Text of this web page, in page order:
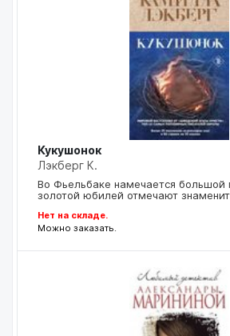
Кукушонок
Лэкберг К.
Во Фьельбаке намечается большой
золотой юбилей отмечают
Нет на складе.
Можно заказать.